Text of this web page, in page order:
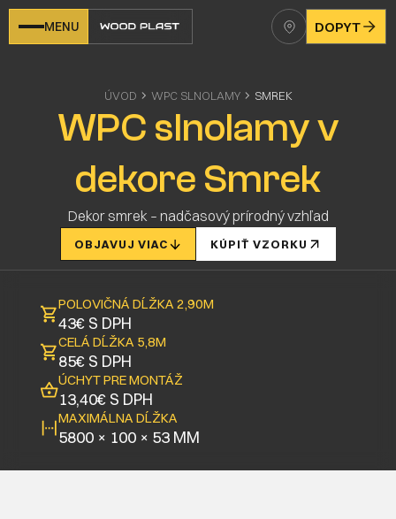
MENU DOPYT
ÚVOD WPC SLNOLAMY SMREK
WPC slnolamy v
dekore Smrek
Dekor smrek – nadčasový prírodný vzhľad
OBJAVUJ VIAC KÚPIŤ VZORKU
POLOVIČNÁ DĹŽKA 2,90M
43€ S DPH
CELÁ DĹŽKA 5,8M
85€ S DPH
ÚCHYT PRE MONTÁŽ
13,40€ S DPH
MAXIMÁLNA DĹŽKA
5800 × 100 × 53 MM